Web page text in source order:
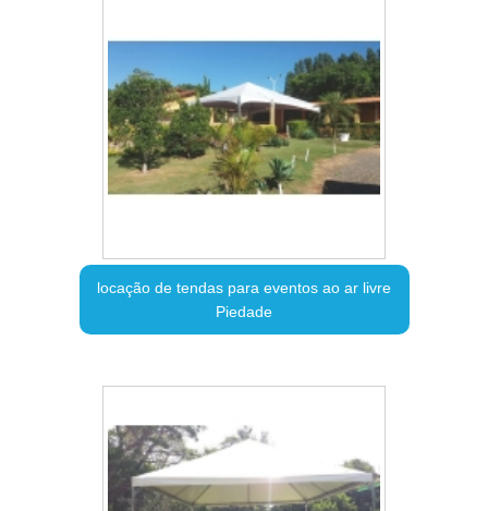
locação de tendas para eventos ao ar livre
Piedade